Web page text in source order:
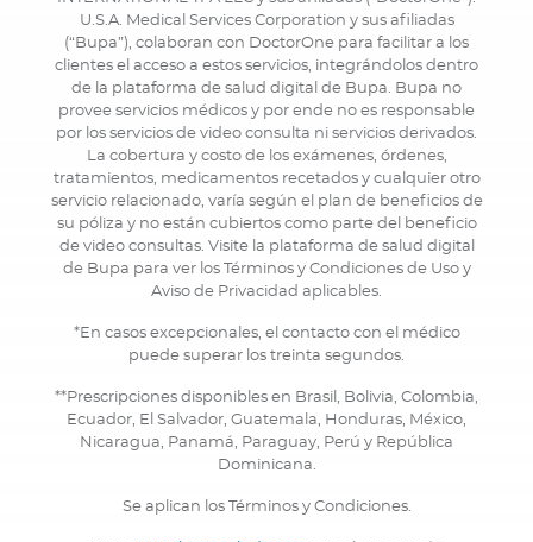
U.S.A. Medical Services Corporation y sus afiliadas
(“Bupa”), colaboran con DoctorOne para facilitar a los
clientes el acceso a estos servicios, integrándolos dentro
de la plataforma de salud digital de Bupa. Bupa no
provee servicios médicos y por ende no es responsable
por los servicios de video consulta ni servicios derivados.
La cobertura y costo de los exámenes, órdenes,
tratamientos, medicamentos recetados y cualquier otro
servicio relacionado, varía según el plan de beneficios de
su póliza y no están cubiertos como parte del beneficio
de video consultas. Visite la plataforma de salud digital
de Bupa para ver los Términos y Condiciones de Uso y
Aviso de Privacidad aplicables.
*En casos excepcionales, el contacto con el médico
puede superar los treinta segundos.
**Prescripciones disponibles en Brasil, Bolivia, Colombia,
Ecuador, El Salvador, Guatemala, Honduras, México,
Nicaragua, Panamá, Paraguay, Perú y República
Dominicana.
Se aplican los Términos y Condiciones.